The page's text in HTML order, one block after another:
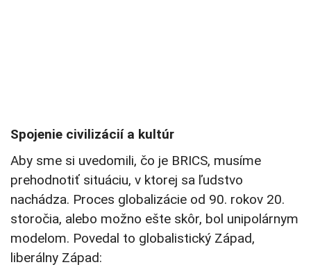
Spojenie civilizácií a kultúr
Aby sme si uvedomili, čo je BRICS, musíme
prehodnotiť situáciu, v ktorej sa ľudstvo
nachádza. Proces globalizácie od 90. rokov 20.
storočia, alebo možno ešte skôr, bol unipolárnym
modelom. Povedal to globalistický Západ,
liberálny Západ: